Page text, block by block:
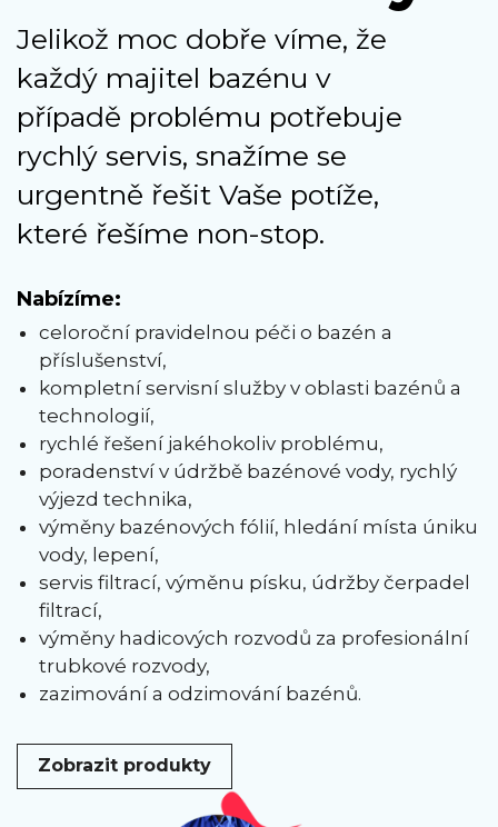
Jelikož moc dobře víme, že
každý majitel bazénu v
případě problému potřebuje
rychlý servis, snažíme se
urgentně řešit Vaše potíže,
které řešíme non-stop.
Nabízíme:
celoroční pravidelnou péči o bazén a
příslušenství,
kompletní servisní služby v oblasti bazénů a
technologií,
rychlé řešení jakéhokoliv problému,
poradenství v údržbě bazénové vody, rychlý
výjezd technika,
výměny bazénových fólií, hledání místa úniku
vody, lepení,
servis filtrací, výměnu písku, údržby čerpadel
filtrací,
výměny hadicových rozvodů za profesionální
trubkové rozvody,
zazimování a odzimování bazénů.
Zobrazit produkty